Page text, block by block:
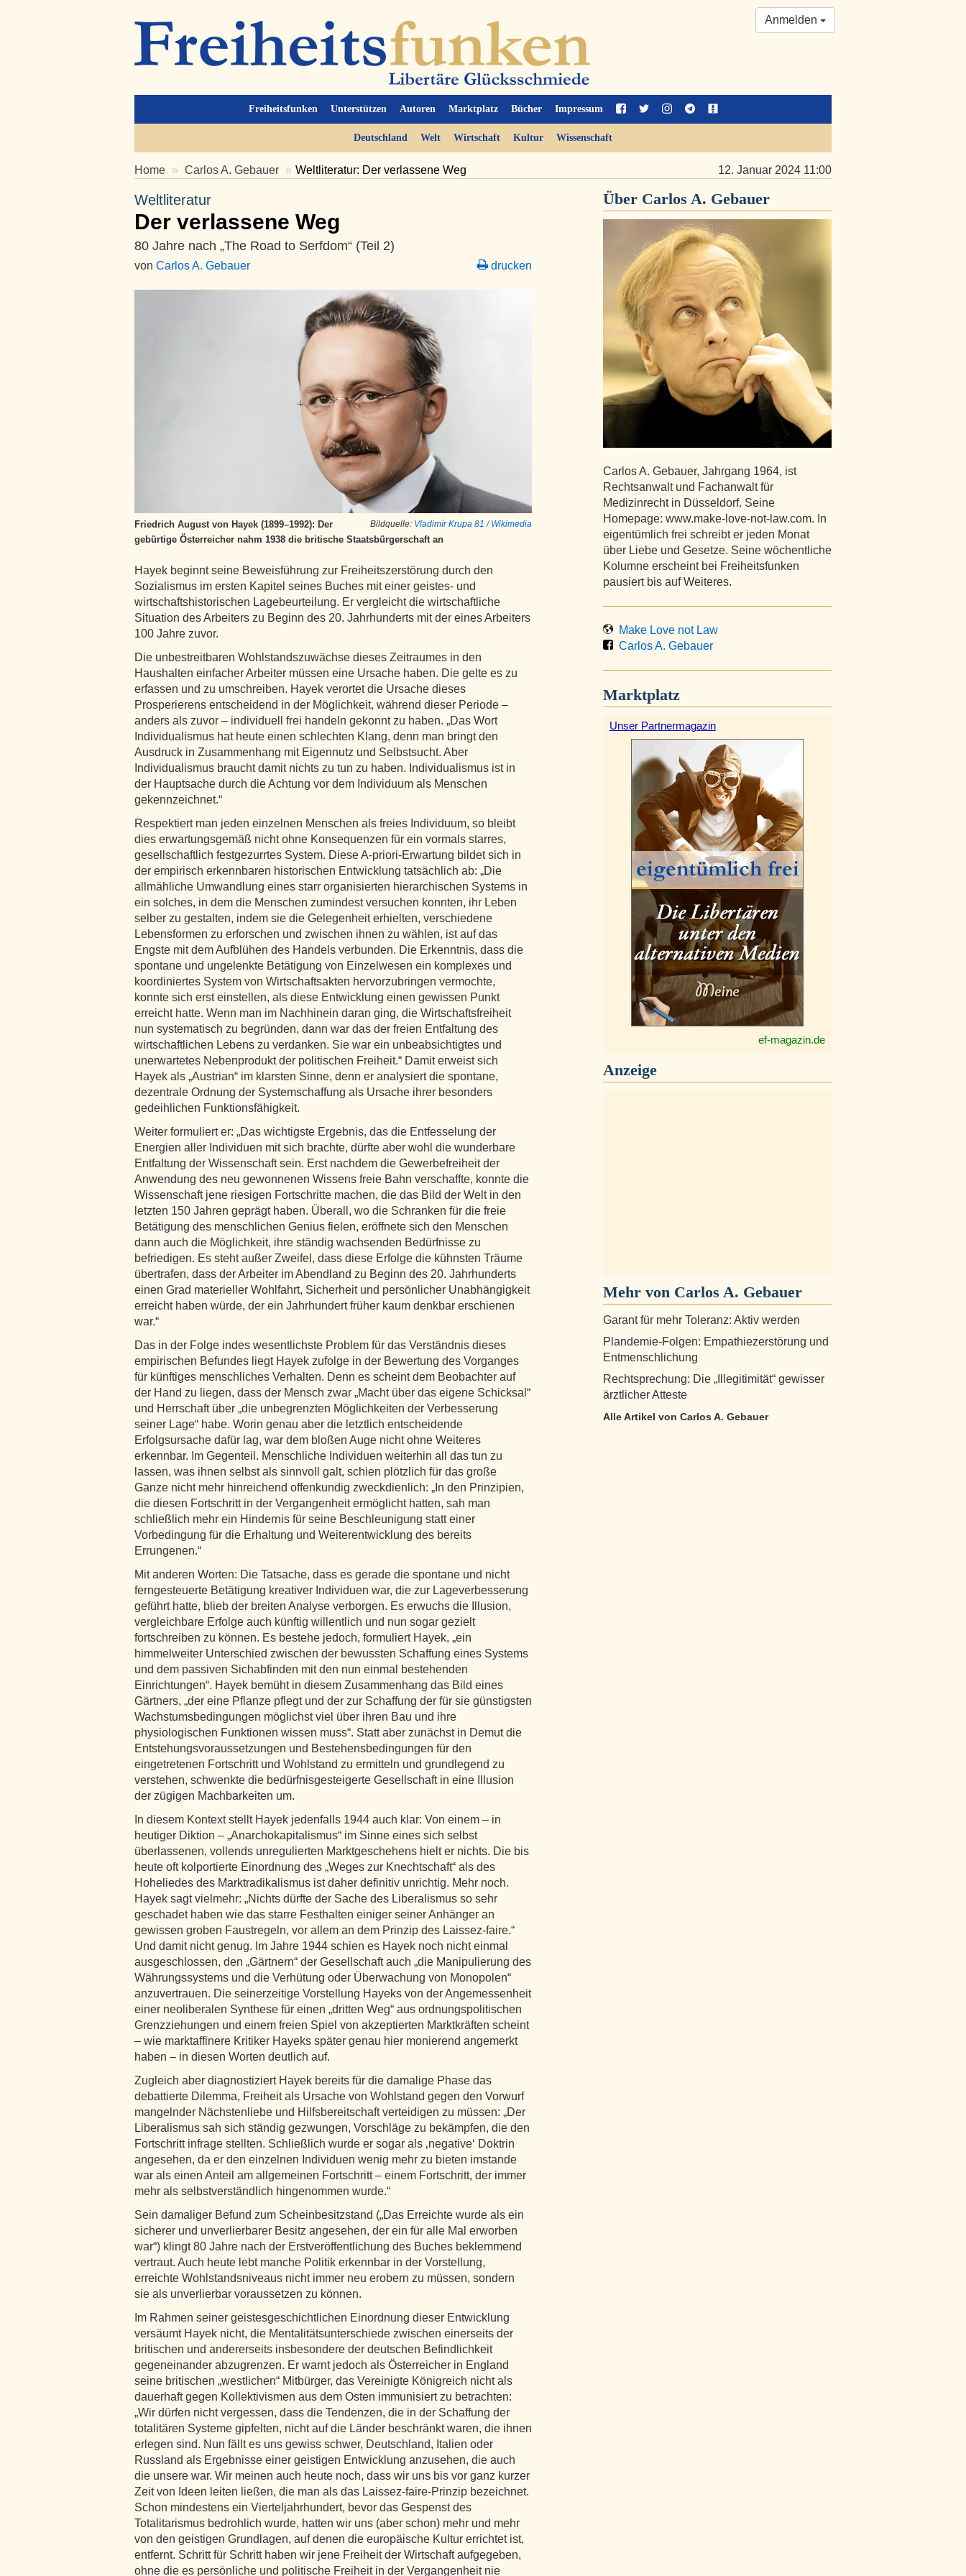
Freiheitsfunken Unterstützen Autoren Marktplatz Bücher Impressum
Anmelden
Deutschland Welt Wirtschaft Kultur Wissenschaft
Home Carlos A. Gebauer Weltliteratur: Der verlassene Weg 12. Januar 2024 11:00
Weltliteratur
Der verlassene Weg
80 Jahre nach „The Road to Serfdom“ (Teil 2)
von Carlos A. Gebauer drucken
Bildquelle: Vladimír Krupa 81 / Wikimedia
Friedrich August von Hayek (1899–1992): Der
gebürtige Österreicher nahm 1938 die britische Staatsbürgerschaft an
Hayek beginnt seine Beweisführung zur Freiheitszerstörung durch den
Sozialismus im ersten Kapitel seines Buches mit einer geistes- und
wirtschaftshistorischen Lagebeurteilung. Er vergleicht die wirtschaftliche
Situation des Arbeiters zu Beginn des 20. Jahrhunderts mit der eines Arbeiters
100 Jahre zuvor.
Die unbestreitbaren Wohlstandszuwächse dieses Zeitraumes in den
Haushalten einfacher Arbeiter müssen eine Ursache haben. Die gelte es zu
erfassen und zu umschreiben. Hayek verortet die Ursache dieses
Prosperierens entscheidend in der Möglichkeit, während dieser Periode –
anders als zuvor – individuell frei handeln gekonnt zu haben. „Das Wort
Individualismus hat heute einen schlechten Klang, denn man bringt den
Ausdruck in Zusammenhang mit Eigennutz und Selbstsucht. Aber
Individualismus braucht damit nichts zu tun zu haben. Individualismus ist in
der Hauptsache durch die Achtung vor dem Individuum als Menschen
gekennzeichnet.“
Respektiert man jeden einzelnen Menschen als freies Individuum, so bleibt
dies erwartungsgemäß nicht ohne Konsequenzen für ein vormals starres,
gesellschaftlich festgezurrtes System. Diese A-priori-Erwartung bildet sich in
der empirisch erkennbaren historischen Entwicklung tatsächlich ab: „Die
allmähliche Umwandlung eines starr organisierten hierarchischen Systems in
ein solches, in dem die Menschen zumindest versuchen konnten, ihr Leben
selber zu gestalten, indem sie die Gelegenheit erhielten, verschiedene
Lebensformen zu erforschen und zwischen ihnen zu wählen, ist auf das
Engste mit dem Aufblühen des Handels verbunden. Die Erkenntnis, dass die
spontane und ungelenkte Betätigung von Einzelwesen ein komplexes und
koordiniertes System von Wirtschaftsakten hervorzubringen vermochte,
konnte sich erst einstellen, als diese Entwicklung einen gewissen Punkt
erreicht hatte. Wenn man im Nachhinein daran ging, die Wirtschaftsfreiheit
nun systematisch zu begründen, dann war das der freien Entfaltung des
wirtschaftlichen Lebens zu verdanken. Sie war ein unbeabsichtigtes und
unerwartetes Nebenprodukt der politischen Freiheit.“ Damit erweist sich
Hayek als „Austrian“ im klarsten Sinne, denn er analysiert die spontane,
dezentrale Ordnung der Systemschaffung als Ursache ihrer besonders
gedeihlichen Funktionsfähigkeit.
Weiter formuliert er: „Das wichtigste Ergebnis, das die Entfesselung der
Energien aller Individuen mit sich brachte, dürfte aber wohl die wunderbare
Entfaltung der Wissenschaft sein. Erst nachdem die Gewerbefreiheit der
Anwendung des neu gewonnenen Wissens freie Bahn verschaffte, konnte die
Wissenschaft jene riesigen Fortschritte machen, die das Bild der Welt in den
letzten 150 Jahren geprägt haben. Überall, wo die Schranken für die freie
Betätigung des menschlichen Genius fielen, eröffnete sich den Menschen
dann auch die Möglichkeit, ihre ständig wachsenden Bedürfnisse zu
befriedigen. Es steht außer Zweifel, dass diese Erfolge die kühnsten Träume
übertrafen, dass der Arbeiter im Abendland zu Beginn des 20. Jahrhunderts
einen Grad materieller Wohlfahrt, Sicherheit und persönlicher Unabhängigkeit
erreicht haben würde, der ein Jahrhundert früher kaum denkbar erschienen
war.“
Das in der Folge indes wesentlichste Problem für das Verständnis dieses
empirischen Befundes liegt Hayek zufolge in der Bewertung des Vorganges
für künftiges menschliches Verhalten. Denn es scheint dem Beobachter auf
der Hand zu liegen, dass der Mensch zwar „Macht über das eigene Schicksal“
und Herrschaft über „die unbegrenzten Möglichkeiten der Verbesserung
seiner Lage“ habe. Worin genau aber die letztlich entscheidende
Erfolgsursache dafür lag, war dem bloßen Auge nicht ohne Weiteres
erkennbar. Im Gegenteil. Menschliche Individuen weiterhin all das tun zu
lassen, was ihnen selbst als sinnvoll galt, schien plötzlich für das große
Ganze nicht mehr hinreichend offenkundig zweckdienlich: „In den Prinzipien,
die diesen Fortschritt in der Vergangenheit ermöglicht hatten, sah man
schließlich mehr ein Hindernis für seine Beschleunigung statt einer
Vorbedingung für die Erhaltung und Weiterentwicklung des bereits
Errungenen.“
Mit anderen Worten: Die Tatsache, dass es gerade die spontane und nicht
ferngesteuerte Betätigung kreativer Individuen war, die zur Lageverbesserung
geführt hatte, blieb der breiten Analyse verborgen. Es erwuchs die Illusion,
vergleichbare Erfolge auch künftig willentlich und nun sogar gezielt
fortschreiben zu können. Es bestehe jedoch, formuliert Hayek, „ein
himmelweiter Unterschied zwischen der bewussten Schaffung eines Systems
und dem passiven Sichabfinden mit den nun einmal bestehenden
Einrichtungen“. Hayek bemüht in diesem Zusammenhang das Bild eines
Gärtners, „der eine Pflanze pflegt und der zur Schaffung der für sie günstigsten
Wachstumsbedingungen möglichst viel über ihren Bau und ihre
physiologischen Funktionen wissen muss“. Statt aber zunächst in Demut die
Entstehungsvoraussetzungen und Bestehensbedingungen für den
eingetretenen Fortschritt und Wohlstand zu ermitteln und grundlegend zu
verstehen, schwenkte die bedürfnisgesteigerte Gesellschaft in eine Illusion
der zügigen Machbarkeiten um.
In diesem Kontext stellt Hayek jedenfalls 1944 auch klar: Von einem – in
heutiger Diktion – „Anarchokapitalismus“ im Sinne eines sich selbst
überlassenen, vollends unregulierten Marktgeschehens hielt er nichts. Die bis
heute oft kolportierte Einordnung des „Weges zur Knechtschaft“ als des
Hoheliedes des Marktradikalismus ist daher definitiv unrichtig. Mehr noch.
Hayek sagt vielmehr: „Nichts dürfte der Sache des Liberalismus so sehr
geschadet haben wie das starre Festhalten einiger seiner Anhänger an
gewissen groben Faustregeln, vor allem an dem Prinzip des Laissez-faire.“
Und damit nicht genug. Im Jahre 1944 schien es Hayek noch nicht einmal
ausgeschlossen, den „Gärtnern“ der Gesellschaft auch „die Manipulierung des
Währungssystems und die Verhütung oder Überwachung von Monopolen“
anzuvertrauen. Die seinerzeitige Vorstellung Hayeks von der Angemessenheit
einer neoliberalen Synthese für einen „dritten Weg“ aus ordnungspolitischen
Grenzziehungen und einem freien Spiel von akzeptierten Marktkräften scheint
– wie marktaffinere Kritiker Hayeks später genau hier monierend angemerkt
haben – in diesen Worten deutlich auf.
Zugleich aber diagnostiziert Hayek bereits für die damalige Phase das
debattierte Dilemma, Freiheit als Ursache von Wohlstand gegen den Vorwurf
mangelnder Nächstenliebe und Hilfsbereitschaft verteidigen zu müssen: „Der
Liberalismus sah sich ständig gezwungen, Vorschläge zu bekämpfen, die den
Fortschritt infrage stellten. Schließlich wurde er sogar als ‚negative‘ Doktrin
angesehen, da er den einzelnen Individuen wenig mehr zu bieten imstande
war als einen Anteil am allgemeinen Fortschritt – einem Fortschritt, der immer
mehr als selbstverständlich hingenommen wurde.“
Sein damaliger Befund zum Scheinbesitzstand („Das Erreichte wurde als ein
sicherer und unverlierbarer Besitz angesehen, der ein für alle Mal erworben
war“) klingt 80 Jahre nach der Erstveröffentlichung des Buches beklemmend
vertraut. Auch heute lebt manche Politik erkennbar in der Vorstellung,
erreichte Wohlstandsniveaus nicht immer neu erobern zu müssen, sondern
sie als unverlierbar voraussetzen zu können.
Im Rahmen seiner geistesgeschichtlichen Einordnung dieser Entwicklung
versäumt Hayek nicht, die Mentalitätsunterschiede zwischen einerseits der
britischen und andererseits insbesondere der deutschen Befindlichkeit
gegeneinander abzugrenzen. Er warnt jedoch als Österreicher in England
seine britischen „westlichen“ Mitbürger, das Vereinigte Königreich nicht als
dauerhaft gegen Kollektivismen aus dem Osten immunisiert zu betrachten:
„Wir dürfen nicht vergessen, dass die Tendenzen, die in der Schaffung der
totalitären Systeme gipfelten, nicht auf die Länder beschränkt waren, die ihnen
erlegen sind. Nun fällt es uns gewiss schwer, Deutschland, Italien oder
Russland als Ergebnisse einer geistigen Entwicklung anzusehen, die auch
die unsere war. Wir meinen auch heute noch, dass wir uns bis vor ganz kurzer
Zeit von Ideen leiten ließen, die man als das Laissez-faire-Prinzip bezeichnet.
Schon mindestens ein Vierteljahrhundert, bevor das Gespenst des
Totalitarismus bedrohlich wurde, hatten wir uns (aber schon) mehr und mehr
von den geistigen Grundlagen, auf denen die europäische Kultur errichtet ist,
entfernt. Schritt für Schritt haben wir jene Freiheit der Wirtschaft aufgegeben,
ohne die es persönliche und politische Freiheit in der Vergangenheit nie
Über Carlos A. Gebauer
Carlos A. Gebauer, Jahrgang 1964, ist
Rechtsanwalt und Fachanwalt für
Medizinrecht in Düsseldorf. Seine
Homepage: www.make-love-not-law.com. In
eigentümlich frei schreibt er jeden Monat
über Liebe und Gesetze. Seine wöchentliche
Kolumne erscheint bei Freiheitsfunken
pausiert bis auf Weiteres.
Make Love not Law
Carlos A. Gebauer
Marktplatz
Unser Partnermagazin
ef-magazin.de
Anzeige
Mehr von Carlos A. Gebauer
Garant für mehr Toleranz: Aktiv werden
Plandemie-Folgen: Empathiezerstörung und
Entmenschlichung
Rechtsprechung: Die „Illegitimität“ gewisser
ärztlicher Atteste
Alle Artikel von Carlos A. Gebauer